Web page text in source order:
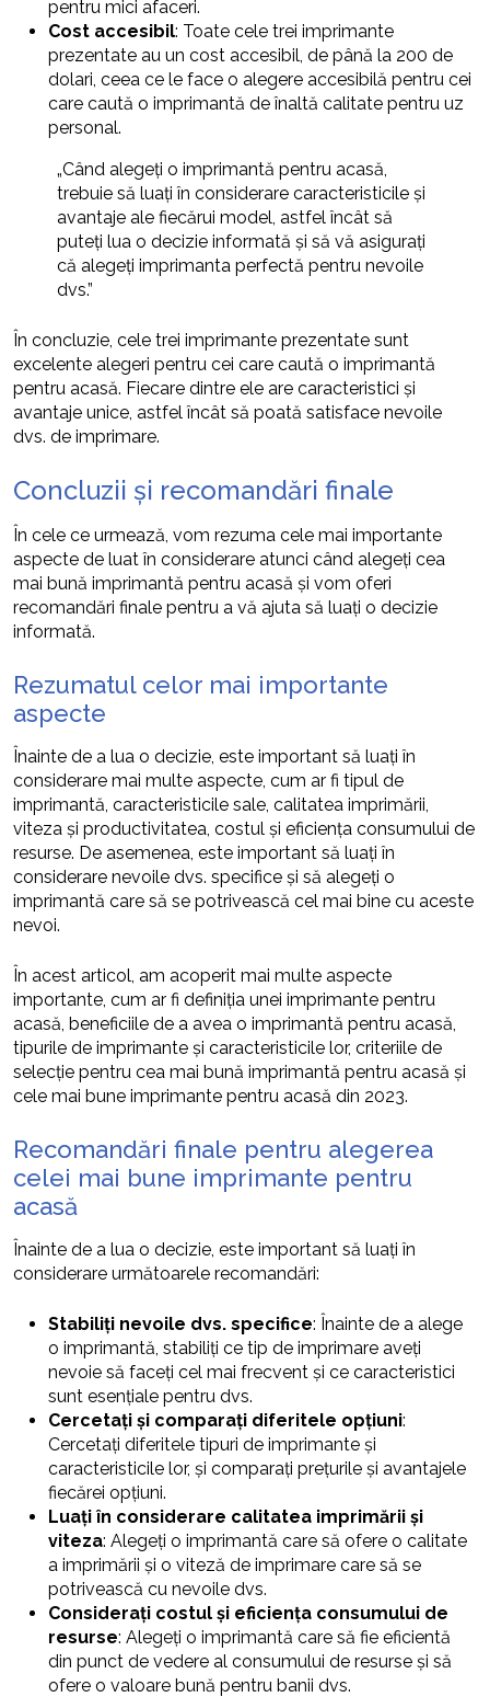
pentru mici afaceri.
Cost accesibil: Toate cele trei imprimante
prezentate au un cost accesibil, de până la 200 de
dolari, ceea ce le face o alegere accesibilă pentru cei
care caută o imprimantă de înaltă calitate pentru uz
personal.
„Când alegeți o imprimantă pentru acasă,
trebuie să luați în considerare caracteristicile și
avantaje ale fiecărui model, astfel încât să
puteți lua o decizie informată și să vă asigurați
că alegeți imprimanta perfectă pentru nevoile
dvs.”
În concluzie, cele trei imprimante prezentate sunt
excelente alegeri pentru cei care caută o imprimantă
pentru acasă. Fiecare dintre ele are caracteristici și
avantaje unice, astfel încât să poată satisface nevoile
dvs. de imprimare.
Concluzii și recomandări finale
În cele ce urmează, vom rezuma cele mai importante
aspecte de luat în considerare atunci când alegeți cea
mai bună imprimantă pentru acasă și vom oferi
recomandări finale pentru a vă ajuta să luați o decizie
informată.
Rezumatul celor mai importante
aspecte
Înainte de a lua o decizie, este important să luați în
considerare mai multe aspecte, cum ar fi tipul de
imprimantă, caracteristicile sale, calitatea imprimării,
viteza și productivitatea, costul și eficiența consumului de
resurse. De asemenea, este important să luați în
considerare nevoile dvs. specifice și să alegeți o
imprimantă care să se potrivească cel mai bine cu aceste
nevoi.
În acest articol, am acoperit mai multe aspecte
importante, cum ar fi definiția unei imprimante pentru
acasă, beneficiile de a avea o imprimantă pentru acasă,
tipurile de imprimante și caracteristicile lor, criteriile de
selecție pentru cea mai bună imprimantă pentru acasă și
cele mai bune imprimante pentru acasă din 2023.
Recomandări finale pentru alegerea
celei mai bune imprimante pentru
acasă
Înainte de a lua o decizie, este important să luați în
considerare următoarele recomandări:
Stabiliți nevoile dvs. specifice: Înainte de a alege
o imprimantă, stabiliți ce tip de imprimare aveți
nevoie să faceți cel mai frecvent și ce caracteristici
sunt esențiale pentru dvs.
Cercetați și comparați diferitele opțiuni:
Cercetați diferitele tipuri de imprimante și
caracteristicile lor, și comparați prețurile și avantajele
fiecărei opțiuni.
Luați în considerare calitatea imprimării și
viteza: Alegeți o imprimantă care să ofere o calitate
a imprimării și o viteză de imprimare care să se
potrivească cu nevoile dvs.
Considerați costul și eficiența consumului de
resurse: Alegeți o imprimantă care să fie eficientă
din punct de vedere al consumului de resurse și să
ofere o valoare bună pentru banii dvs.